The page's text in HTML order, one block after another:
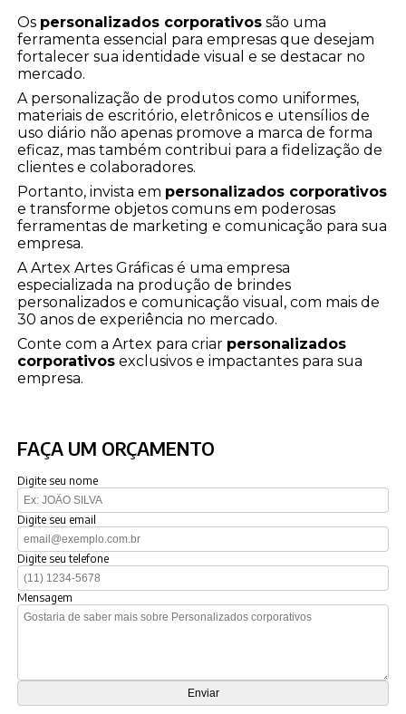
Os personalizados corporativos são uma
ferramenta essencial para empresas que desejam
fortalecer sua identidade visual e se destacar no
mercado.
A personalização de produtos como uniformes,
materiais de escritório, eletrônicos e utensílios de
uso diário não apenas promove a marca de forma
eficaz, mas também contribui para a fidelização de
clientes e colaboradores.
Portanto, invista em personalizados corporativos
e transforme objetos comuns em poderosas
ferramentas de marketing e comunicação para sua
empresa.
A Artex Artes Gráficas é uma empresa
especializada na produção de brindes
personalizados e comunicação visual, com mais de
30 anos de experiência no mercado.
Conte com a Artex para criar personalizados
corporativos exclusivos e impactantes para sua
empresa.
FAÇA UM ORÇAMENTO
Digite seu nome
Digite seu email
Digite seu telefone
Mensagem